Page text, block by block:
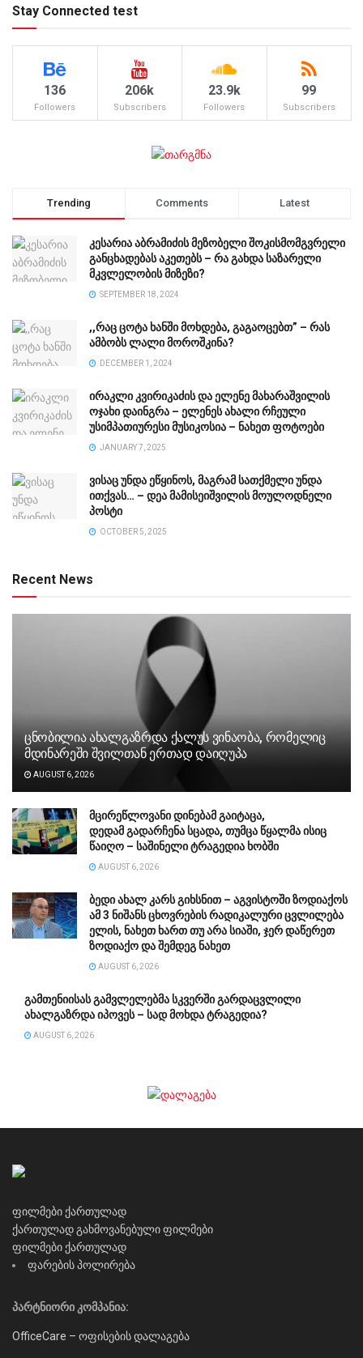
Stay Connected test
136
Followers
206k
Subscribers
23.9k
Followers
99
Subscribers
Trending Comments Latest
კესარია აბრამიძის მეზობელი შოკისმომგვრელი
განცხადებას აკეთებს – რა გახდა საზარელი
მკვლელობის მიზეზი?
SEPTEMBER 18, 2024
,,რაც ცოტა ხანში მოხდება, გაგაოცებთ” – რას
ამბობს ლალი მოროშკინა?
DECEMBER 1, 2024
ირაკლი კვირიკაძის და ელენე მახარაშვილის
ოჯახი დაინგრა – ელენეს ახალი რჩეული
უსიმპათიურესი მუსიკოსია – ნახეთ ფოტოები
JANUARY 7, 2025
ვისაც უნდა ეწყინოს, მაგრამ სათქმელი უნდა
ითქვას… – დეა მამისეიშვილის მოულოდნელი
პოსტი
OCTOBER 5, 2025
Recent News
ცნობილია ახალგაზრდა ქალუს ვინაობა, რომელიც
მდინარეში შვილთან ერთად დაიღუპა
AUGUST 6, 2026
მცირეწლოვანი დინებამ გაიტაცა,
დედამ გადარჩენა სცადა, თუმცა წყალმა ისიც
წაიღო – საშინელი ტრაგედია ხობში
AUGUST 6, 2026
ბედი ახალ კარს გიხსნით – აგვისტოში ზოდიაქოს
ამ 3 ნიშანს ცხოვრების რადიკალური ცვლილება
ელის, ნახეთ ხართ თუ არა სიაში, ჯერ დაწერეთ
ზოდიაქო და შემდეგ ნახეთ
AUGUST 6, 2026
გამთენიისას გამვლელებმა სკვერში გარდაცვლილი
ახალგაზრდა იპოვეს – სად მოხდა ტრაგედია?
AUGUST 6, 2026
ფილმები ქართულად
ქართულად გახმოვანებული ფილმები
ფილმები ქართულად
ფარების პოლირება
პარტნიორი კომპანია:
OfficeCare – ოფისების დალაგება